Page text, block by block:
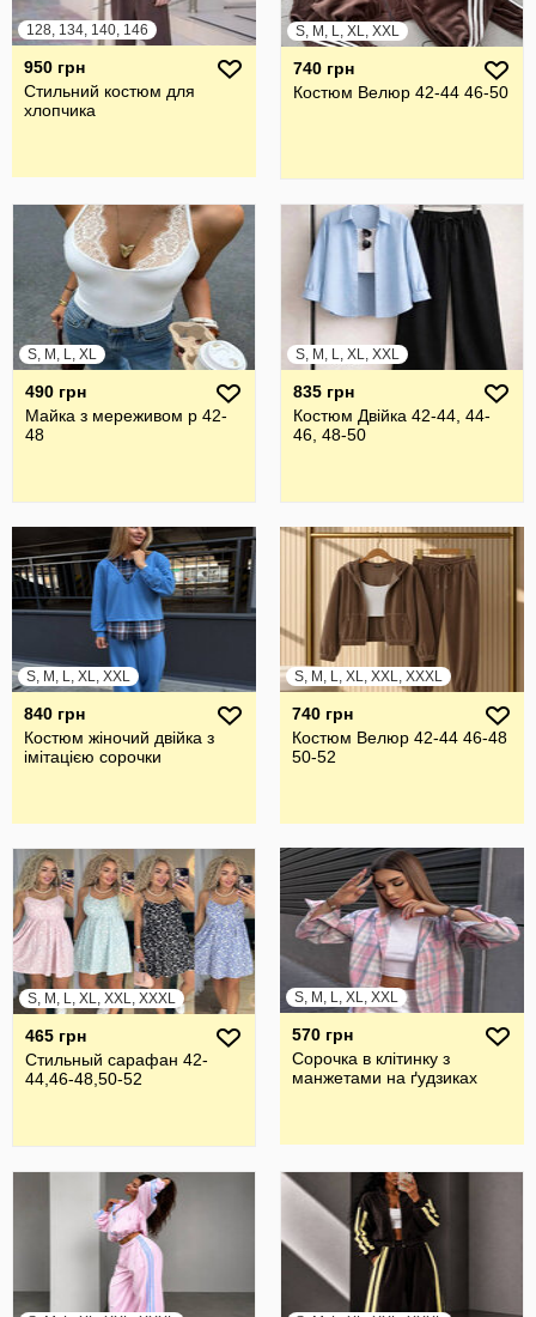
128, 134, 140, 146
950 грн
Стильний костюм для
хлопчика
S, M, L, XL, XXL
740 грн
Костюм Велюр 42-44 46-50
S, M, L, XL
490 грн
Майка з мереживом р 42-
48
S, M, L, XL, XXL
835 грн
Костюм Двійка 42-44, 44-
46, 48-50
S, M, L, XL, XXL
840 грн
Костюм жіночий двійка з
імітацією сорочки
S, M, L, XL, XXL, XXXL
740 грн
Костюм Велюр 42-44 46-48
50-52
S, M, L, XL, XXL, XXXL
465 грн
Стильный сарафан 42-
44,46-48,50-52
S, M, L, XL, XXL
570 грн
Сорочка в клітинку з
манжетами на ґудзиках